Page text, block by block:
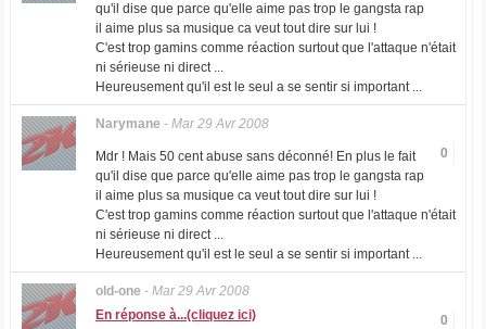
qu'il dise que parce qu'elle aime pas trop le gangsta rap
il aime plus sa musique ca veut tout dire sur lui !
C'est trop gamins comme réaction surtout que l'attaque n'était
ni sérieuse ni direct ...
Heureusement qu'il est le seul a se sentir si important ...
Narymane - Mar 29 Avr 2008
0
Mdr ! Mais 50 cent abuse sans déconné! En plus le fait
qu'il dise que parce qu'elle aime pas trop le gangsta rap
il aime plus sa musique ca veut tout dire sur lui !
C'est trop gamins comme réaction surtout que l'attaque n'était
ni sérieuse ni direct ...
Heureusement qu'il est le seul a se sentir si important ...
old-one - Mar 29 Avr 2008
0
En réponse à...(cliquez ici)